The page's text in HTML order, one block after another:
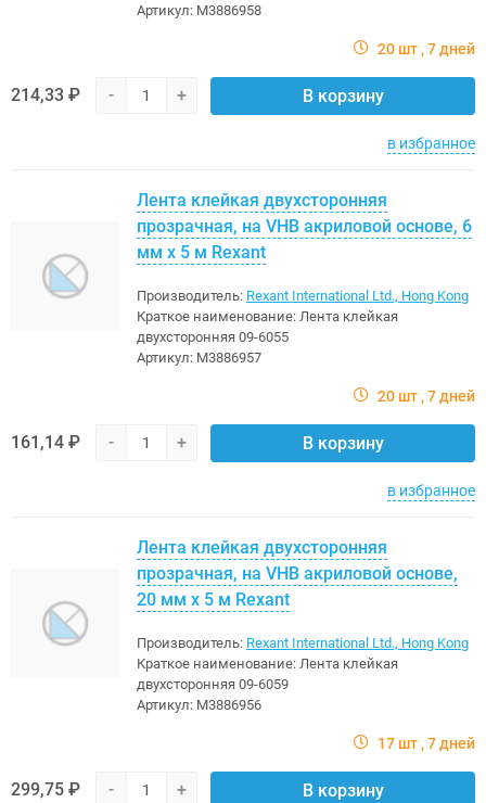
Артикул: M3886958
20 шт 7 дней
214,33 ₽ - + В корзину
в избранное
Лента клейкая двухсторонняя
прозрачная, на VHB акриловой основе, 6
мм х 5 м Rexant
Производитель: Rexant International Ltd., Hong Kong
Краткое наименование: Лента клейкая
двухсторонняя 09-6055
Артикул: M3886957
20 шт 7 дней
161,14 ₽ - + В корзину
в избранное
Лента клейкая двухсторонняя
прозрачная, на VHB акриловой основе,
20 мм х 5 м Rexant
Производитель: Rexant International Ltd., Hong Kong
Краткое наименование: Лента клейкая
двухсторонняя 09-6059
Артикул: M3886956
17 шт 7 дней
299,75 ₽ - + В корзину